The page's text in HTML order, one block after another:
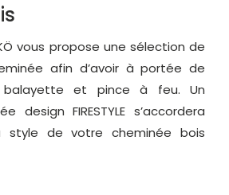
vous propose une sélection de
afin d’avoir à portée de
et pince à feu. Un
design FIRESTYLE s’accordera
style de votre cheminée bois